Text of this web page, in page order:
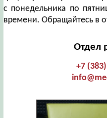
с понедельника по
времени. Обращайтесь в
Отдел
+7